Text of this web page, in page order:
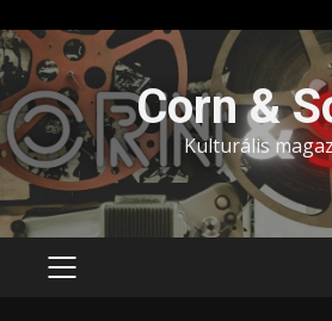
Skip
to
content
Corn &
Kulturális
PRIMARY